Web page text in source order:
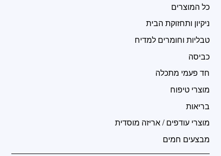
כל המוצרים
ניקיון ותחזוקת הבית
טבליות וחומרים למדיח
כביסה
חד פעמי מתכלה
מוצרי טיפוח
בריאות
מוצרי עודפים / אריזה מוסדית
מבצעים חמים